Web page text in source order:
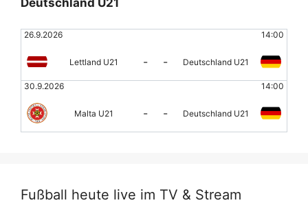
26.9.2026 14:00
Lettland U21 - - Deutschland U21
30.9.2026 14:00
Malta U21 - - Deutschland U21
Fußball heute live im TV & Stream